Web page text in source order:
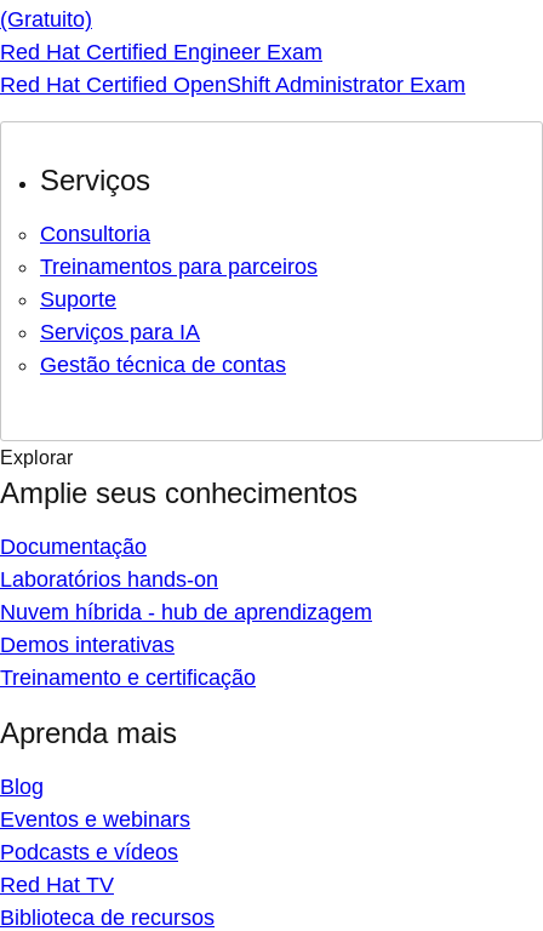
(Gratuito)
Red Hat Certified Engineer Exam
Red Hat Certified OpenShift Administrator Exam
Serviços
Consultoria
Treinamentos para parceiros
Suporte
Serviços para IA
Gestão técnica de contas
Explorar
Amplie seus conhecimentos
Documentação
Laboratórios hands-on
Nuvem híbrida - hub de aprendizagem
Demos interativas
Treinamento e certificação
Aprenda mais
Blog
Eventos e webinars
Podcasts e vídeos
Red Hat TV
Biblioteca de recursos